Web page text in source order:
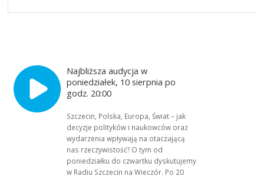
Najbliższa audycja w
poniedziałek, 10 sierpnia po
godz. 20:00
Szczecin, Polska, Europa, Świat – jak
decyzje polityków i naukowców oraz
wydarzenia wpływają na otaczającą
nas rzeczywistość? O tym od
poniedziałku do czwartku dyskutujemy
w Radiu Szczecin na Wieczór. Po 20